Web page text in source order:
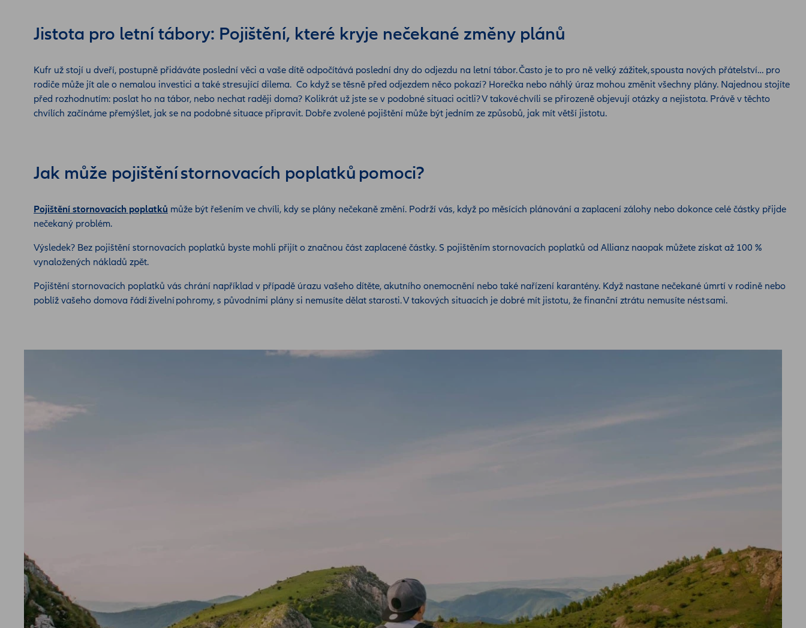
Jistota pro letní tábory: Pojištění, které kryje nečekané změny plánů
Kufr už stojí u dveří, postupně přidáváte poslední věci a vaše dítě odpočítává poslední dny do odjezdu na letní tábor. Často je to pro ně velký zážitek, spousta nových přátelství… pro
rodiče může jít ale o nemalou investici a také stresující dilema. Co když se těsně před odjezdem něco pokazí? Horečka nebo náhlý úraz mohou změnit všechny plány. Najednou stojíte
před rozhodnutím: poslat ho na tábor, nebo nechat raději doma? Kolikrát už jste se v podobné situaci ocitli? V takové chvíli se přirozeně objevují otázky a nejistota. Právě v těchto
chvílích začínáme přemýšlet, jak se na podobné situace připravit. Dobře zvolené pojištění může být jedním ze způsobů, jak mít větší jistotu.
Jak může pojištění stornovacích poplatků pomoci?
Pojištění stornovacích poplatků může být řešením ve chvíli, kdy se plány nečekaně změní. Podrží vás, když po měsících plánování a zaplacení zálohy nebo dokonce celé částky přijde
nečekaný problém.
Výsledek? Bez pojištění stornovacích poplatků byste mohli přijít o značnou část zaplacené částky. S pojištěním stornovacích poplatků od Allianz naopak můžete získat až 100 %
vynaložených nákladů zpět.
Pojištění stornovacích poplatků vás chrání například v případě úrazu vašeho dítěte, akutního onemocnění nebo také nařízení karantény. Když nastane nečekané úmrtí v rodině nebo
poblíž vašeho domova řádí živelní pohromy, s původními plány si nemusíte dělat starosti. V takových situacích je dobré mít jistotu, že finanční ztrátu nemusíte nést sami.